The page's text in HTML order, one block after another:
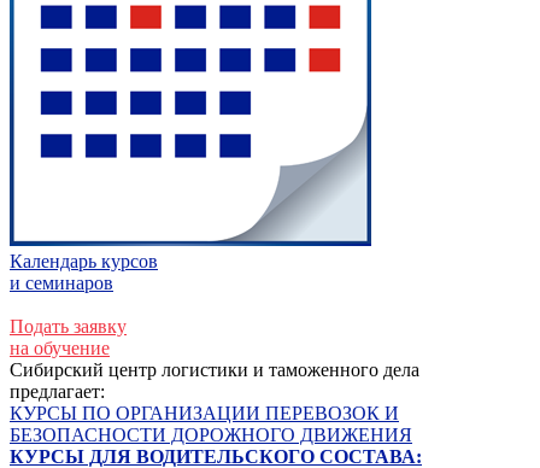
Календарь курсов
и семинаров
Подать заявку
на обучение
Сибирский центр логистики и таможенного дела
предлагает:
КУРСЫ ПО ОРГАНИЗАЦИИ ПЕРЕВОЗОК И
БЕЗОПАСНОСТИ ДОРОЖНОГО ДВИЖЕНИЯ
КУРСЫ ДЛЯ ВОДИТЕЛЬСКОГО СОСТАВА: